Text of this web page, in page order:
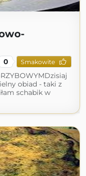
0 Smakowite
obiad - taki z
schabik w